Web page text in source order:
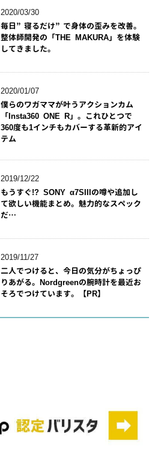
2020/03/30
毎日”寝るだけ”で身体の歪みを改善。
整体師開発の「THE MAKURA」を体験
してきました。
2020/01/07
僕らのワガママが叶うアクションカム
「Insta360 ONE R」。これひとつで
360度も1インチもカバーする革新的アイ
テム
2019/12/22
もうすぐ!? SONY α7SIIIの噂や追加し
て欲しい機能まとめ。魅力的なスペック
だ…
2019/11/27
二人でつけると、今日の気分がちょっぴ
りあがる。Nordgreenの腕時計を最近お
そろでつけています。【PR】